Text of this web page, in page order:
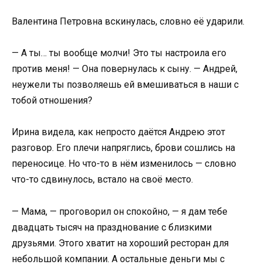
Валентина Петровна вскинулась, словно её ударили.
— А ты… ты вообще молчи! Это ты настроила его
против меня! — Она повернулась к сыну. — Андрей,
неужели ты позволяешь ей вмешиваться в наши с
тобой отношения?
Ирина видела, как непросто даётся Андрею этот
разговор. Его плечи напряглись, брови сошлись на
переносице. Но что-то в нём изменилось — словно
что-то сдвинулось, встало на своё место.
— Мама, — проговорил он спокойно, — я дам тебе
двадцать тысяч на празднование с близкими
друзьями. Этого хватит на хороший ресторан для
небольшой компании. А остальные деньги мы с